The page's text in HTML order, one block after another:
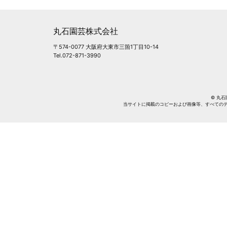
丸石園芸株式会社
〒574-0077 大阪府大東市三箇1丁目10-14
Tel.072-871-3990
© 丸石
当サイトに掲載のコピーおよび画像等、すべての